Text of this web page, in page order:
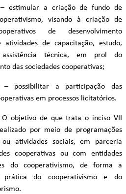
– estimular a criação de fundo de
visando à criação de
de desenvolvimento
atividades de capacitação, estudo,
técnica, em prol do
das sociedades cooperativas;
– possibilitar a participação das
em processos licitatórios.
O objetivo de que trata o inciso VII
por meio de programações
ou atividades sociais, em parceria
cooperativas ou com entidades
do cooperativismo, de forma a
do cooperativismo e do